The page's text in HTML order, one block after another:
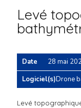
Levé
Date
28 mai
Logiciel(s)Drone
Levé